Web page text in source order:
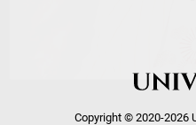
Copyright © 2020-2026